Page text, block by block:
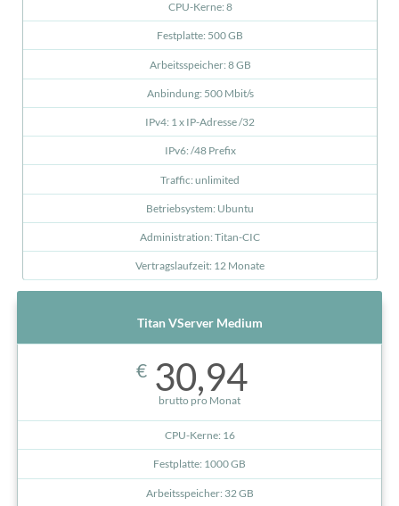
CPU-Kerne: 8
Festplatte: 500 GB
Arbeitsspeicher: 8 GB
Anbindung: 500 Mbit/s
IPv4: 1 x IP-Adresse /32
IPv6: /48 Prefix
Traffic: unlimited
Betriebsystem: Ubuntu
Administration: Titan-CIC
Vertragslaufzeit: 12 Monate
Titan VServer Medium
€30,94
brutto pro Monat
CPU-Kerne: 16
Festplatte: 1000 GB
Arbeitsspeicher: 32 GB